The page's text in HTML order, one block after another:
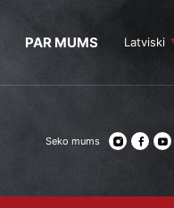
PAR MUMS Latviski
Seko mums